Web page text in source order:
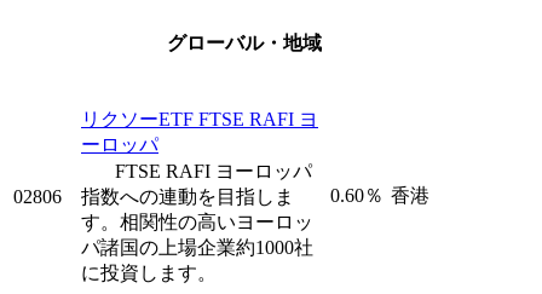
グローバル・地域
02806
リクソーETF FTSE RAFI ヨ
ーロッパ
FTSE RAFI ヨーロッパ
指数への連動を目指しま
す。相関性の高いヨーロッ
パ諸国の上場企業約1000社
に投資します。
0.60％ 香港